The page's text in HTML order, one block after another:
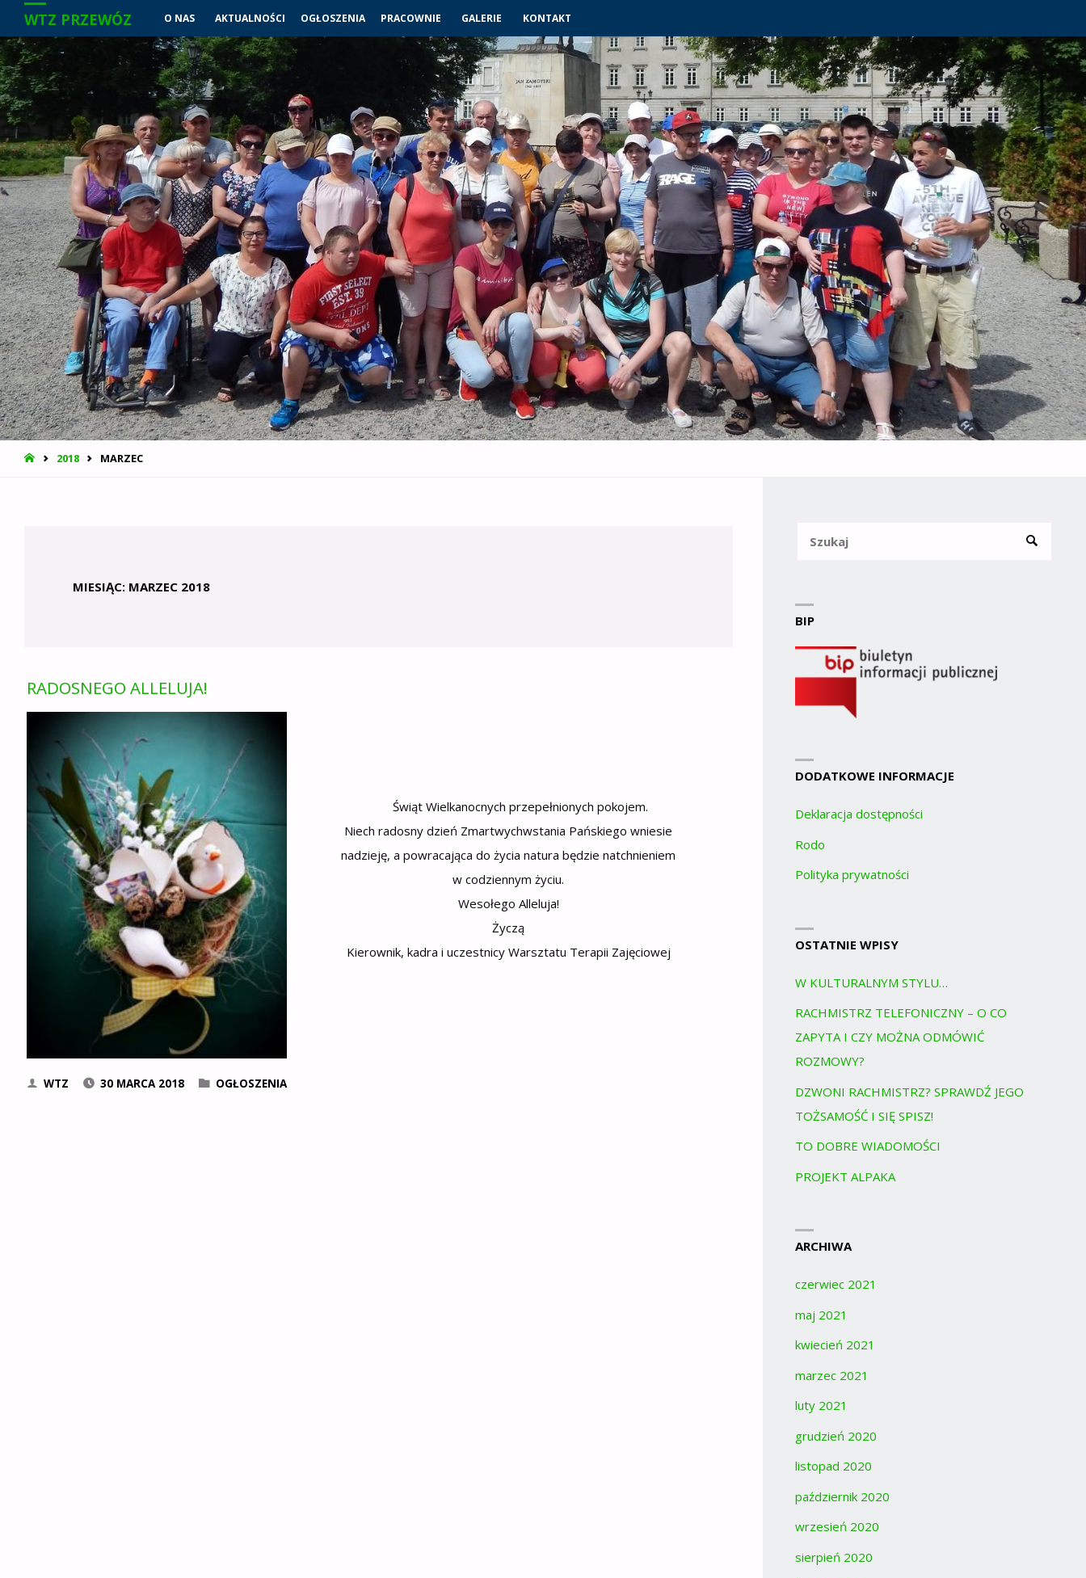
WTZ PRZEWÓZ Przejdź
do
treści
O NAS AKTUALNOŚCI OGŁOSZENIA PRACOWNIE GALERIE KONTAKT
STRONA
2018 MARZEC
MIESIĄC: MARZEC 2018
RADOSNEGO ALLELUJA!
Świąt Wielkanocnych przepełnionych pokojem.
Niech radosny dzień Zmartwychwstania Pańskiego wniesie
nadzieję, a powracająca do życia natura będzie natchnieniem
w codziennym życiu.
Wesołego Alleluja!
Życzą
Kierownik, kadra i uczestnicy Warsztatu Terapii Zajęciowej
WTZ 30 MARCA 2018 OGŁOSZENIA
SZUKAJ
BIP
DODATKOWE INFORMACJE
Deklaracja dostępności
Rodo
Polityka prywatności
OSTATNIE WPISY
W KULTURALNYM STYLU…
RACHMISTRZ TELEFONICZNY – O CO
ZAPYTA I CZY MOŻNA ODMÓWIĆ
ROZMOWY?
DZWONI RACHMISTRZ? SPRAWDŹ JEGO
TOŻSAMOŚĆ I SIĘ SPISZ!
TO DOBRE WIADOMOŚCI
PROJEKT ALPAKA
ARCHIWA
czerwiec 2021
maj 2021
kwiecień 2021
marzec 2021
luty 2021
grudzień 2020
listopad 2020
październik 2020
wrzesień 2020
sierpień 2020